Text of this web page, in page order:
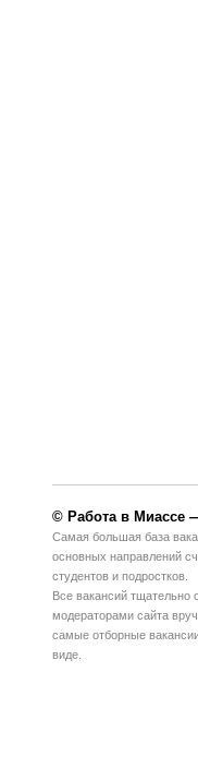
© Работа в Миассе
Самая большая база
основных направлений
студентов и подростков.
Все вакансий тщательно
модераторами сайта
самые отборные
виде.